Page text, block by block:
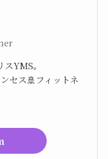
YMS。
セス🚢フィットネ